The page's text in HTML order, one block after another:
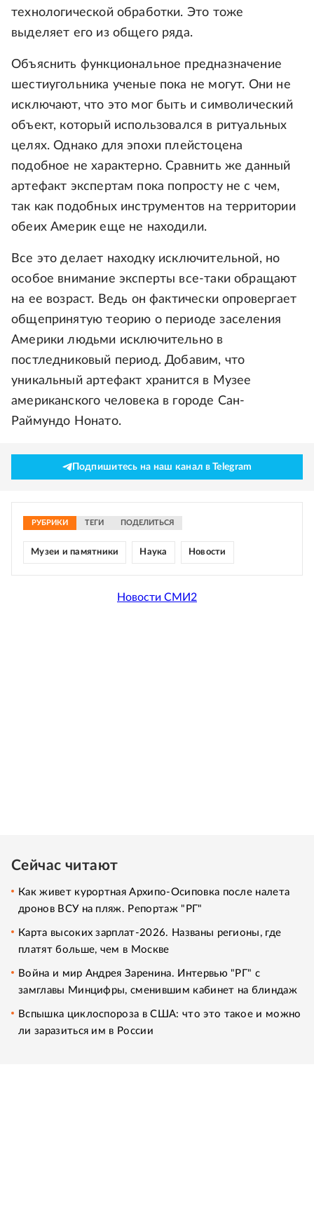
технологической обработки. Это тоже
выделяет его из общего ряда.
Объяснить функциональное предназначение
шестиугольника ученые пока не могут. Они не
исключают, что это мог быть и символический
объект, который использовался в ритуальных
целях. Однако для эпохи плейстоцена
подобное не характерно. Сравнить же данный
артефакт экспертам пока попросту не с чем,
так как подобных инструментов на территории
обеих Америк еще не находили.
Все это делает находку исключительной, но
особое внимание эксперты все-таки обращают
на ее возраст. Ведь он фактически опровергает
общепринятую теорию о периоде заселения
Америки людьми исключительно в
постледниковый период. Добавим, что
уникальный артефакт хранится в Музее
американского человека в городе Сан-
Раймундо Нонато.
Подпишитесь на наш канал в Telegram
РУБРИКИ ТЕГИ ПОДЕЛИТЬСЯ
Музеи и памятники Наука Новости
Новости СМИ2
Сейчас читают
Как живет курортная Архипо-Осиповка после налета
дронов ВСУ на пляж. Репортаж "РГ"
Карта высоких зарплат-2026. Названы регионы, где
платят больше, чем в Москве
Война и мир Андрея Заренина. Интервью "РГ" с
замглавы Минцифры, сменившим кабинет на блиндаж
Вспышка циклоспороза в США: что это такое и можно
ли заразиться им в России